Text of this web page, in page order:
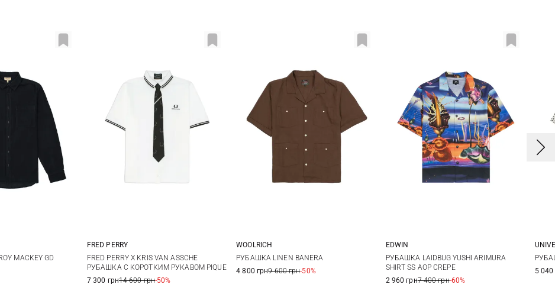
XL
MACKEY GD
M L XL
FRED PERRY
FRED PERRY X KRIS VAN ASSCHE
РУБАШКА С КОРОТКИМ РУКАВОМ PIQUE
7 300 грн14 600 грн-50%
L
WOOLRICH
РУБАШКА LINEN BANERA
4 800 грн9 600 грн-50%
M L XL XXL
EDWIN
РУБАШКА LAIDBUG YUSHI ARIMURA
SHIRT SS AOP CREPE
2 960 грн7 400 грн-60%
M
5 040